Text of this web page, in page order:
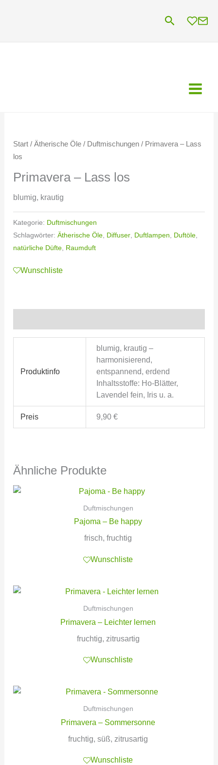
Suchen
Start/ Ätherische Öle/ Duftmischungen/ Primavera – Lass
los
Primavera – Lass los
blumig, krautig
Kategorie: Duftmischungen
Schlagwörter: Ätherische Öle, Diffuser, Duftlampen Duftöle,
natürliche Düfte, Raumduft
Wunschliste
Produktinfo
blumig, krautig –
harmonisierend,
entspannend, erdend
Inhaltsstoffe: Ho-Blätter,
Lavendel fein, Iris u. a.
Preis 9,90 €
Ähnliche Produkte
Duftmischungen
Pajoma – Be happy
frisch, fruchtig
Wunschliste
Duftmischungen
Primavera – Leichter lernen
fruchtig, zitrusartig
Wunschliste
Duftmischungen
Primavera – Sommersonne
fruchtig, süß, zitrusartig
Wunschliste